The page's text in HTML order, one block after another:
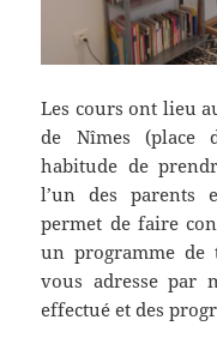
Les cours ont lieu
de Nîmes (place
habitude de
l’un des parents
permet de faire
un programme de
vous adresse par
effectué et des